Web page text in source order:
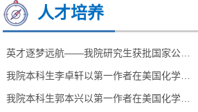
人才培养
英才逐梦远航——我院研究生获批国家公派留学资格
我院本科生李卓轩以第一作者在美国化学会期刊《Langm...
我院本科生郭本兴以第一作者在美国化学会期刊《Langm...